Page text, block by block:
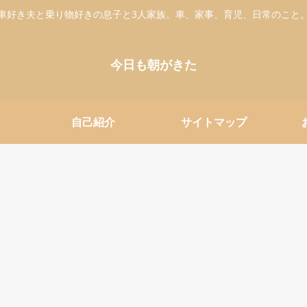
好き夫と乗り物好きの息子と3人家族。車、家事、育児、日常のこと。
今日も朝がきた
自己紹介 サイトマップ